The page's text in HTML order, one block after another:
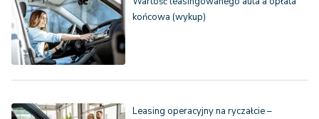
końcowa (wykup)
Leasing operacyjny na ryczałcie –